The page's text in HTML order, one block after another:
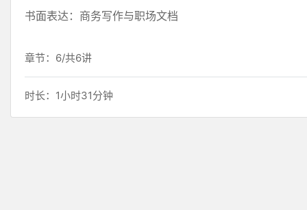
书面表达：商务写作与职场文档
章节：6/共6讲
时长：1小时31分钟